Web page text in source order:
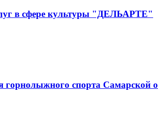
в сфере культуры "ДЕЛЬАРТЕ"
горнолыжного спорта Самарской